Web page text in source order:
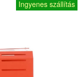
Ingyenes szállítás